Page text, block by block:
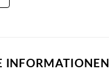
INFORMATIONEN